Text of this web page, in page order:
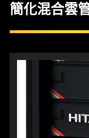
簡化混合雲